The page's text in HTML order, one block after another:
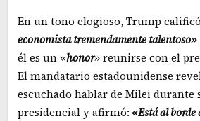
En un tono elogioso, Trump
economista tremendamente talentoso»
él es un «honor» reunirse con el
El mandatario estadounidense
escuchado hablar de Milei durante
presidencial y afirmó: «Está al